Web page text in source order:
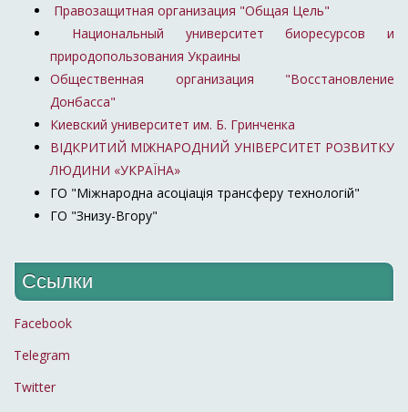
Правозащитная организация "Общая Цель"
Национальный университет биоресурсов и
природопользования Украины
Общественная организация "Восстановление
Донбасса"
Киевский университет им. Б. Гринченка
ВІДКРИТИЙ МІЖНАРОДНИЙ УНІВЕРСИТЕТ РОЗВИТКУ
ЛЮДИНИ «УКРАЇНА»
ГО "Міжнародна асоціація трансферу технологій"
ГО "Знизу-Вгору"
Ссылки
Facebook
Telegram
Twitter